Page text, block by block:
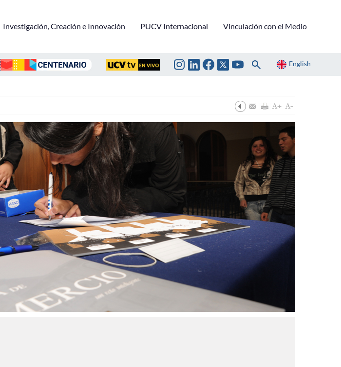
Investigación, Creación e Innovación PUCV Internacional Vinculación con el Medio
English